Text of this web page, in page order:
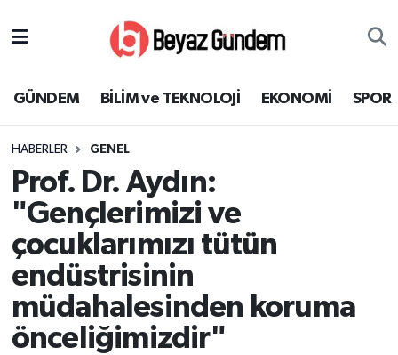
GÜNDEM BİLİM ve TEKNOLOJİ EKONOMİ SPOR
HABERLER GENEL
Prof. Dr. Aydın:
"Gençlerimizi ve
çocuklarımızı tütün
endüstrisinin
müdahalesinden koruma
önceliğimizdir"
EKONOMİ
SPOR
SAĞLIK
EĞİTİM
KÜLTÜR SANAT
Süper Lig Puan Durumu ve Fikstür
Tüm Manşetler
Son Dakika Haberleri
Haber Arşivi